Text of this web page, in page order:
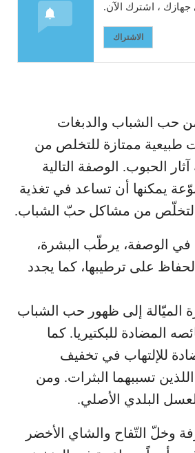
، اشترك الآن.
الاشتراك
حب الشباب والدبغات
طبيعية ممتازة للتخلص من
الحبوب. الوصفة التالية
يمكنها أن تساعد في تغذية
من مشاكل حبّ الشباب.
الوصفة، يرطّب البشرة،
على ترطيبها، كما يجدد
الميّالة إلى ظهور حب الشباب
المضادة للبكتيريا. كما
للإلتهاب في تخفيف
اللذين تسببهما البثرات. ومن
البلدي الأصلي.
وخلّ التّفاح والشاي الأخضر